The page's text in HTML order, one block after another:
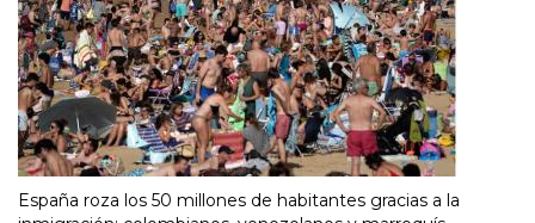
España roza los 50 millones de habitantes gracias a la